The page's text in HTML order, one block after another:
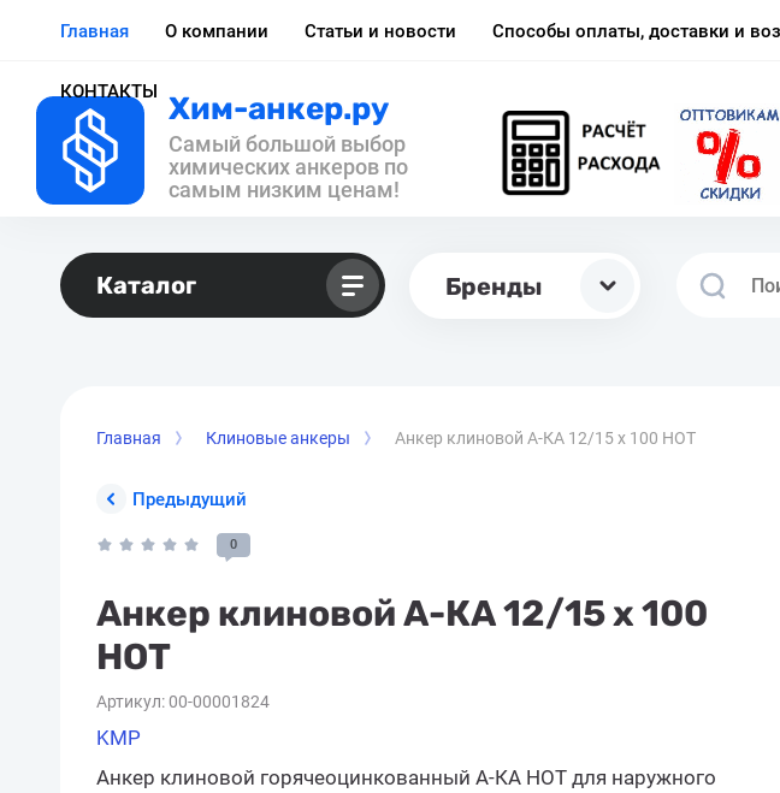
Главная О компании Статьи и новости Способы оплаты, доставки и
КОНТАКТЫ Хим-анкер.ру
Самый большой выбор
химических анкеров по
самым низким ценам!
Каталог Бренды
Главная Клиновые анкеры Анкер клиновой А-КА 12/15 x 100 HOT
Предыдущий
0
Анкер клиновой А-КА 12/15 x 100
HOT
Артикул:00-00001824
KMP
Анкер клиновой горячеоцинкованный А-КА HOT для наружного